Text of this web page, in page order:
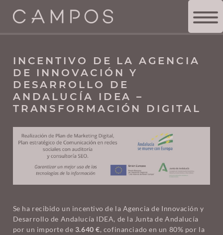
TIENDA DE COCINAS >INSPÍRATE
AGENCIA DE INNOVACIÓN Y DESARROLLO DE ANDALUCÍA
INCENTIVO DE LA AGENCIA
DE INNOVACIÓN Y
DESARROLLO DE
ANDALUCÍA IDEA –
TRANSFORMACIÓN DIGITAL
Se ha recibido un incentivo de la Agencia de Innovación y
Desarrollo de Andalucía IDEA, de la Junta de Andalucía
por un importe de 3.640 €, cofinanciado en un 80% por la